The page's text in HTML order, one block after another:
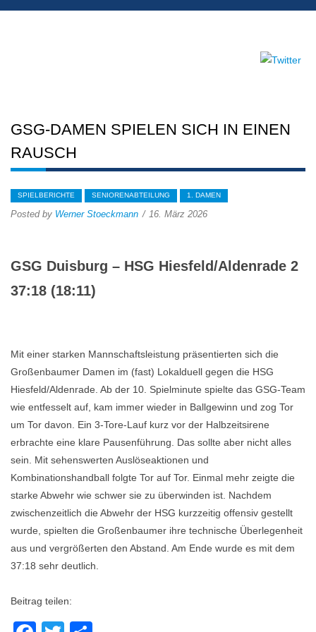
GSG-DAMEN SPIELEN SICH IN EINEN
RAUSCH
SPIELBERICHTE SENIORENABTEILUNG 1. DAMEN
Posted by Werner Stoeckmann 16. März 2026
GSG Duisburg – HSG Hiesfeld/Aldenrade 2
37:18 (18:11)
Mit einer starken Mannschaftsleistung präsentierten sich die
Großenbaumer Damen im (fast) Lokalduell gegen die HSG
Hiesfeld/Aldenrade. Ab der 10. Spielminute spielte das GSG-Team
wie entfesselt auf, kam immer wieder in Ballgewinn und zog Tor
um Tor davon. Ein 3-Tore-Lauf kurz vor der Halbzeitsirene
erbrachte eine klare Pausenführung. Das sollte aber nicht alles
sein. Mit sehenswerten Auslöseaktionen und
Kombinationshandball folgte Tor auf Tor. Einmal mehr zeigte die
starke Abwehr wie schwer sie zu überwinden ist. Nachdem
zwischenzeitlich die Abwehr der HSG kurzzeitig offensiv gestellt
wurde, spielten die Großenbaumer ihre technische Überlegenheit
aus und vergrößerten den Abstand. Am Ende wurde es mit dem
37:18 sehr deutlich.
Beitrag teilen: